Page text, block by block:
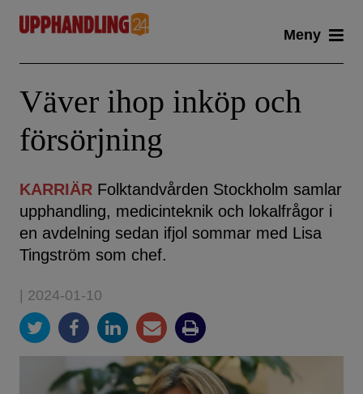
content
Meny
Väver ihop inköp och
försörjning
KARRIÄR Folktandvården Stockholm samlar
upphandling, medicinteknik och lokalfrågor i
en avdelning sedan ifjol sommar med Lisa
Tingström som chef.
| 2024-01-10